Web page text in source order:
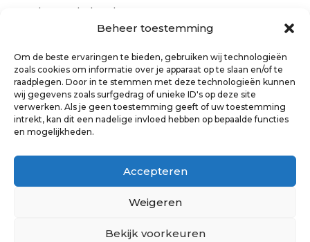
Beheer toestemming
Om de beste ervaringen te bieden, gebruiken wij technologieën
zoals cookies om informatie over je apparaat op te slaan en/of te
raadplegen. Door in te stemmen met deze technologieën kunnen
wij gegevens zoals surfgedrag of unieke ID's op deze site
verwerken. Als je geen toestemming geeft of uw toestemming
intrekt, kan dit een nadelige invloed hebben op bepaalde functies
en mogelijkheden.
Accepteren
Weigeren
Bekijk voorkeuren
Vloer onderhoud
INFORMATIE
Over ons
Vrijblijvende offerte
Bezoek onze showroom
Algemene voorwaarden